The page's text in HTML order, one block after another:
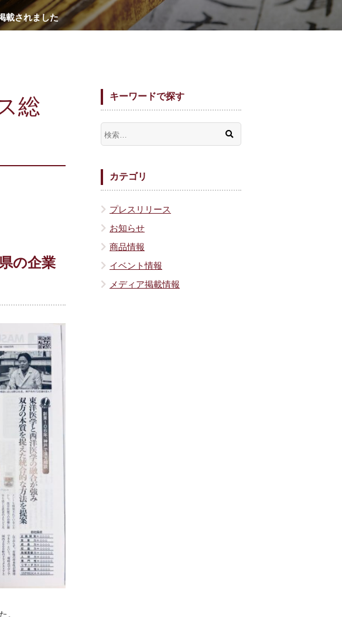
載されました
総
の企業
。
キーワードで探す
カテゴリ
プレスリリース
お知らせ
商品情報
イベント情報
メディア掲載情報